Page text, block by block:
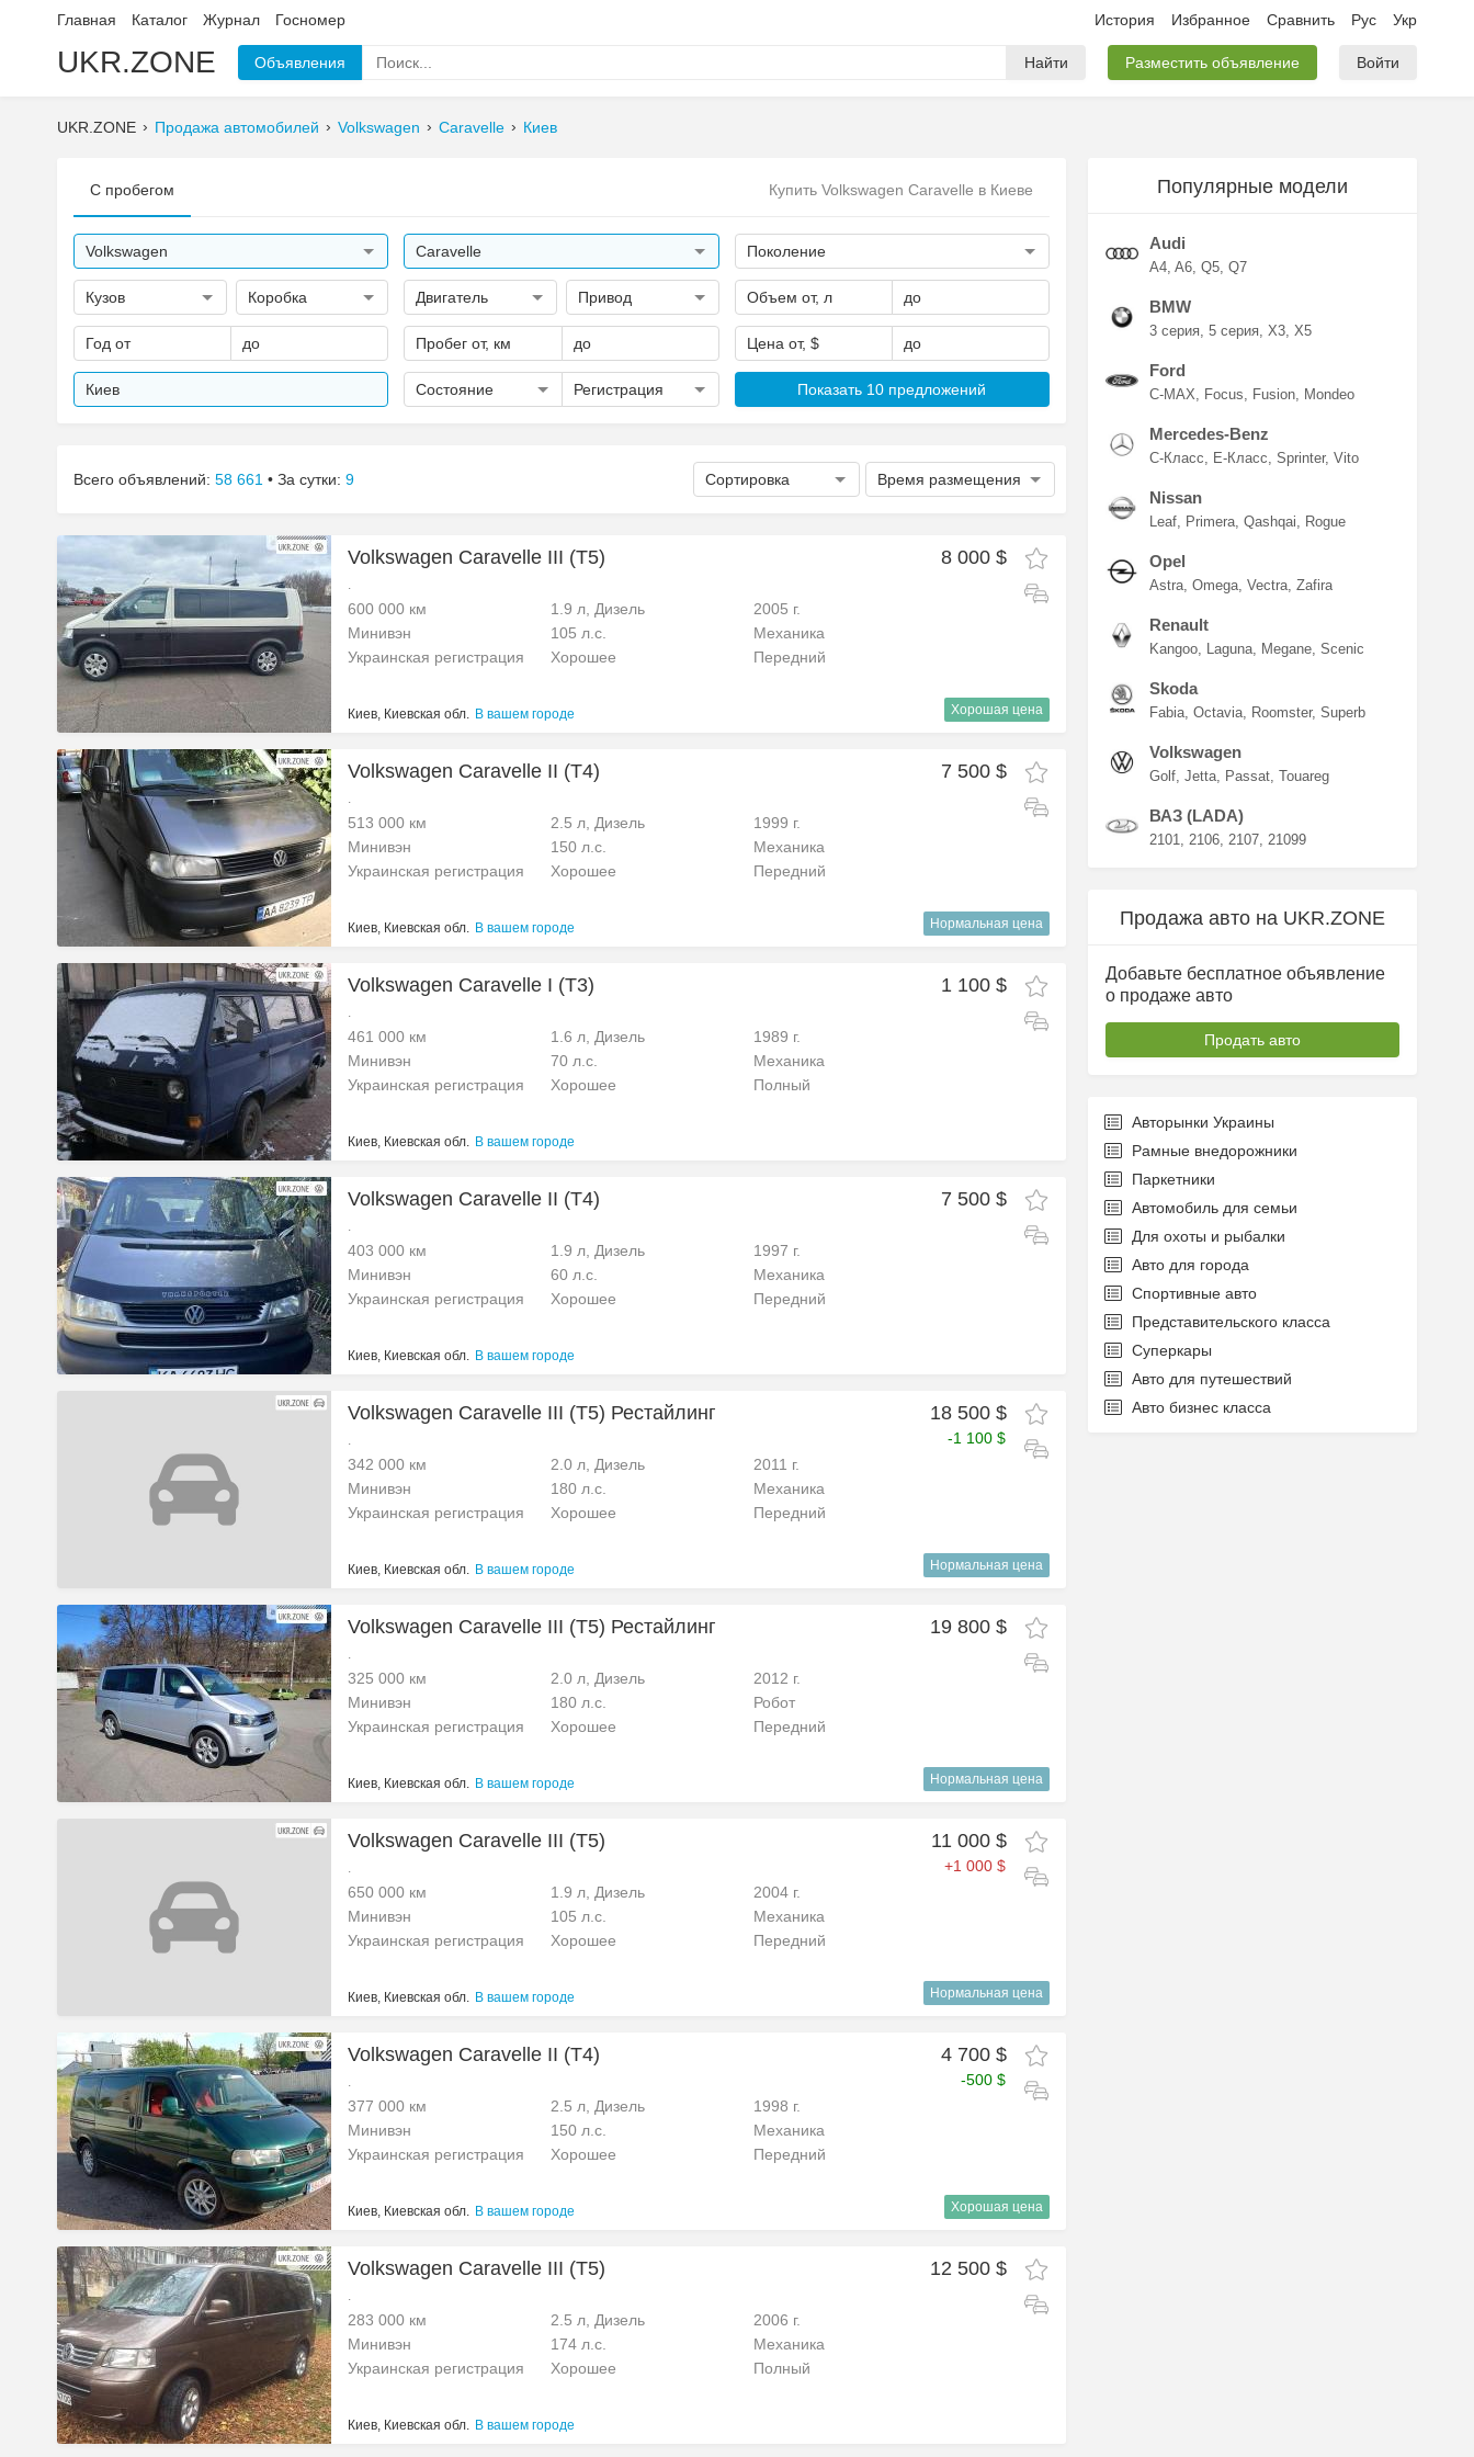
Главная Каталог Журнал Госномер История Избранное Сравнить Рус Укр
UKR.ZONE Объявления Найти Разместить объявление Войти
UKR.ZONE Продажа автомобилей Volkswagen Caravelle Киев
С пробегом Купить Volkswagen Caravelle в Киеве
Volkswagen Caravelle Поколение
Кузов Коробка Двигатель Привод Объем от, л до
Год от до Пробег от, км до Цена от, $ до
Киев Состояние Регистрация Показать 10 предложений
Всего объявлений: 58 661 • За сутки: 9 Сортировка Время размещения
Volkswagen Caravelle III (T5) 8 000 $
.
600 000 км 1.9 л, Дизель
2005 г.
Минивэн
105 л.с.
Механика
Украинская регистрация
Хорошее Передний
Киев, Киевская обл. В вашем городе Хорошая цена
Volkswagen Caravelle II (T4) 7 500 $
.
513 000 км 2.5 л, Дизель
1999 г.
Минивэн
150 л.с.
Механика
Украинская регистрация
Хорошее Передний
Киев, Киевская обл. В вашем городе Нормальная цена
Volkswagen Caravelle I (T3) 1 100 $
.
461 000 км 1.6 л, Дизель
1989 г.
Минивэн
70 л.с.
Механика
Украинская регистрация
Хорошее Полный
Киев, Киевская обл. В вашем городе
Volkswagen Caravelle II (T4) 7 500 $
.
403 000 км 1.9 л, Дизель
1997 г.
Минивэн
60 л.с.
Механика
Украинская регистрация
Хорошее Передний
Киев, Киевская обл. В вашем городе
Volkswagen Caravelle III (T5) Рестайлинг 18 500 $
-1 100 $
.
342 000 км 2.0 л, Дизель
2011 г.
Минивэн
180 л.с.
Механика
Украинская регистрация
Хорошее Передний
Киев, Киевская обл. В вашем городе Нормальная цена
Volkswagen Caravelle III (T5) Рестайлинг 19 800 $
.
325 000 км 2.0 л, Дизель
2012 г.
Минивэн
180 л.с.
Робот
Украинская регистрация
Хорошее Передний
Киев, Киевская обл. В вашем городе Нормальная цена
Volkswagen Caravelle III (T5) 11 000 $
+1 000 $
.
650 000 км 1.9 л, Дизель
2004 г.
Минивэн
105 л.с.
Механика
Украинская регистрация
Хорошее Передний
Киев, Киевская обл. В вашем городе Нормальная цена
Volkswagen Caravelle II (T4) 4 700 $
-500 $
.
377 000 км 2.5 л, Дизель
1998 г.
Минивэн
150 л.с.
Механика
Украинская регистрация
Хорошее Передний
Киев, Киевская обл. В вашем городе Хорошая цена
Volkswagen Caravelle III (T5) 12 500 $
.
283 000 км 2.5 л, Дизель
2006 г.
Минивэн
174 л.с.
Механика
Украинская регистрация
Хорошее Полный
Киев, Киевская обл. В вашем городе
Популярные модели
Audi
A4 A6 Q5 Q7
BMW
3 серия 5 серия X3 X5
Ford
C-MAX Focus Fusion Mondeo
Mercedes-Benz
C-Класс E-Класс Sprinter Vito
Nissan
Leaf Primera Qashqai Rogue
Opel
Astra Omega Vectra Zafira
Renault
Kangoo Laguna Megane Scenic
Skoda
Fabia Octavia Roomster Superb
Volkswagen
Golf Jetta Passat Touareg
ВАЗ (LADA)
2101 2106 2107 21099
Продажа авто на UKR.ZONE
Добавьте бесплатное объявление
о продаже авто
Продать авто
Авторынки Украины
Рамные внедорожники
Паркетники
Автомобиль для семьи
Для охоты и рыбалки
Авто для города
Спортивные авто
Представительского класса
Суперкары
Авто для путешествий
Авто бизнес класса